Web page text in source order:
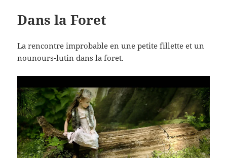
Dans la Foret
La rencontre improbable en une petite fillette et un
nounours-lutin dans la foret.